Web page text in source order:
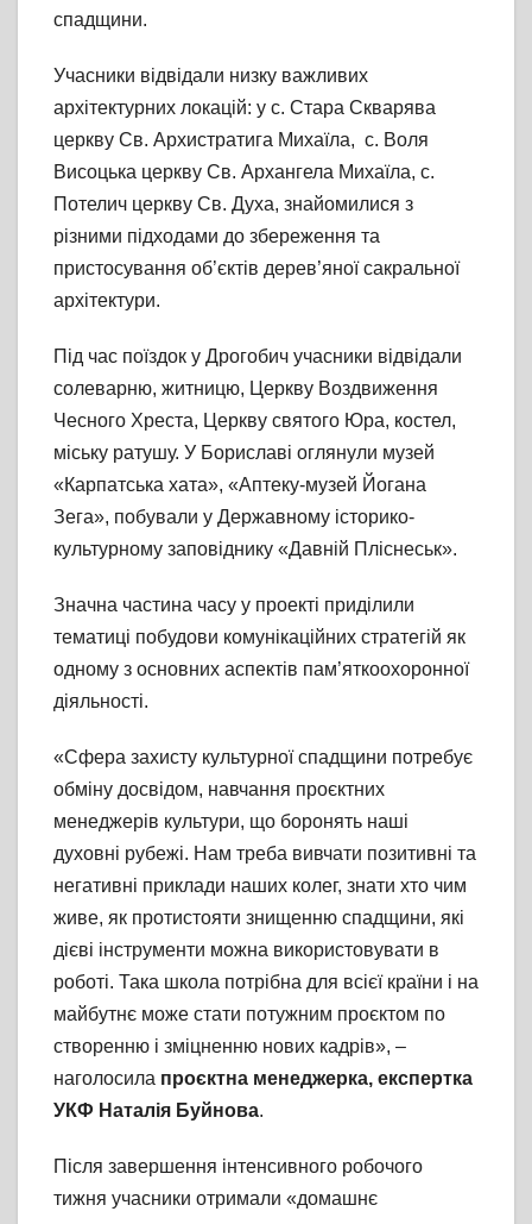
спадщини.
Учасники відвідали низку важливих
архітектурних локацій: у с. Стара Скварява
церкву Св. Архистратига Михаїла, с. Воля
Висоцька церкву Св. Архангела Михаїла, с.
Потелич церкву Св. Духа, знайомилися з
різними підходами до збереження та
пристосування об’єктів дерев’яної сакральної
архітектури.
Під час поїздок у Дрогобич учасники відвідали
солеварню, житницю, Церкву Воздвиження
Чесного Хреста, Церкву святого Юра, костел,
міську ратушу. У Бориславі оглянули музей
«Карпатська хата», «Аптеку-музей Йогана
Зега», побували у Державному історико-
культурному заповіднику «Давній Пліснеськ».
Значна частина часу у проекті приділили
тематиці побудови комунікаційних стратегій як
одному з основних аспектів пам’яткоохоронної
діяльності.
«Сфера захисту культурної спадщини потребує
обміну досвідом, навчання проєктних
менеджерів культури, що боронять наші
духовні рубежі. Нам треба вивчати позитивні та
негативні приклади наших колег, знати хто чим
живе, як протистояти знищенню спадщини, які
дієві інструменти можна використовувати в
роботі. Така школа потрібна для всієї країни і на
майбутнє може стати потужним проєктом по
створенню і зміцненню нових кадрів», –
наголосила проєктна менеджерка, експертка
УКФ Наталія Буйнова.
Після завершення інтенсивного робочого
тижня учасники отримали «домашнє